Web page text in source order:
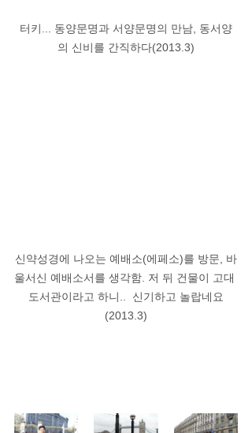
터키... 동양문명과 서양문명의 만남, 동서양
의 신비를 간직하다(2013.3)
신약성경에 나오는 예배소(에페소)를 방문, 바
울서신 예배소서를 생각함. 저 뒤 건물이 고대
도서관이라고 하니..  신기하고 놀랍네요
(2013.3)